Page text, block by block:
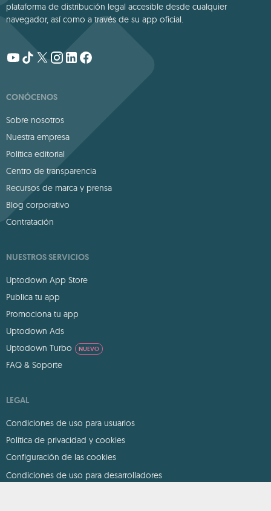
plataforma de distribución legal accesible desde cualquier
navegador, así como a través de su app oficial.
CONÓCENOS
Sobre nosotros
Nuestra empresa
Política editorial
Centro de transparencia
Recursos de marca y prensa
Blog corporativo
Contratación
NUESTROS SERVICIOS
Uptodown App Store
Publica tu app
Promociona tu app
Uptodown Ads
Uptodown Turbo
NUEVO
FAQ & Soporte
LEGAL
Condiciones de uso para usuarios
Política de privacidad y cookies
Configuración de las cookies
Condiciones de uso para desarrolladores